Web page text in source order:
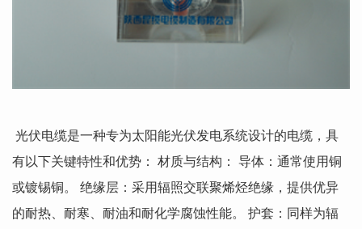
光伏电缆是一种专为太阳能光伏发电系统设计的电缆，具
有以下关键特性和优势： 材质与结构： 导体：通常使用铜
或镀锡铜。 绝缘层：采用辐照交联聚烯烃绝缘，提供优异
的耐热、耐寒、耐油和耐化学腐蚀性能。 护套：同样为辐